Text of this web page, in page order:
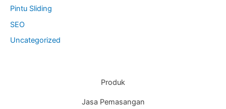
Pintu Sliding
SEO
Uncategorized
Produk
Jasa Pemasangan